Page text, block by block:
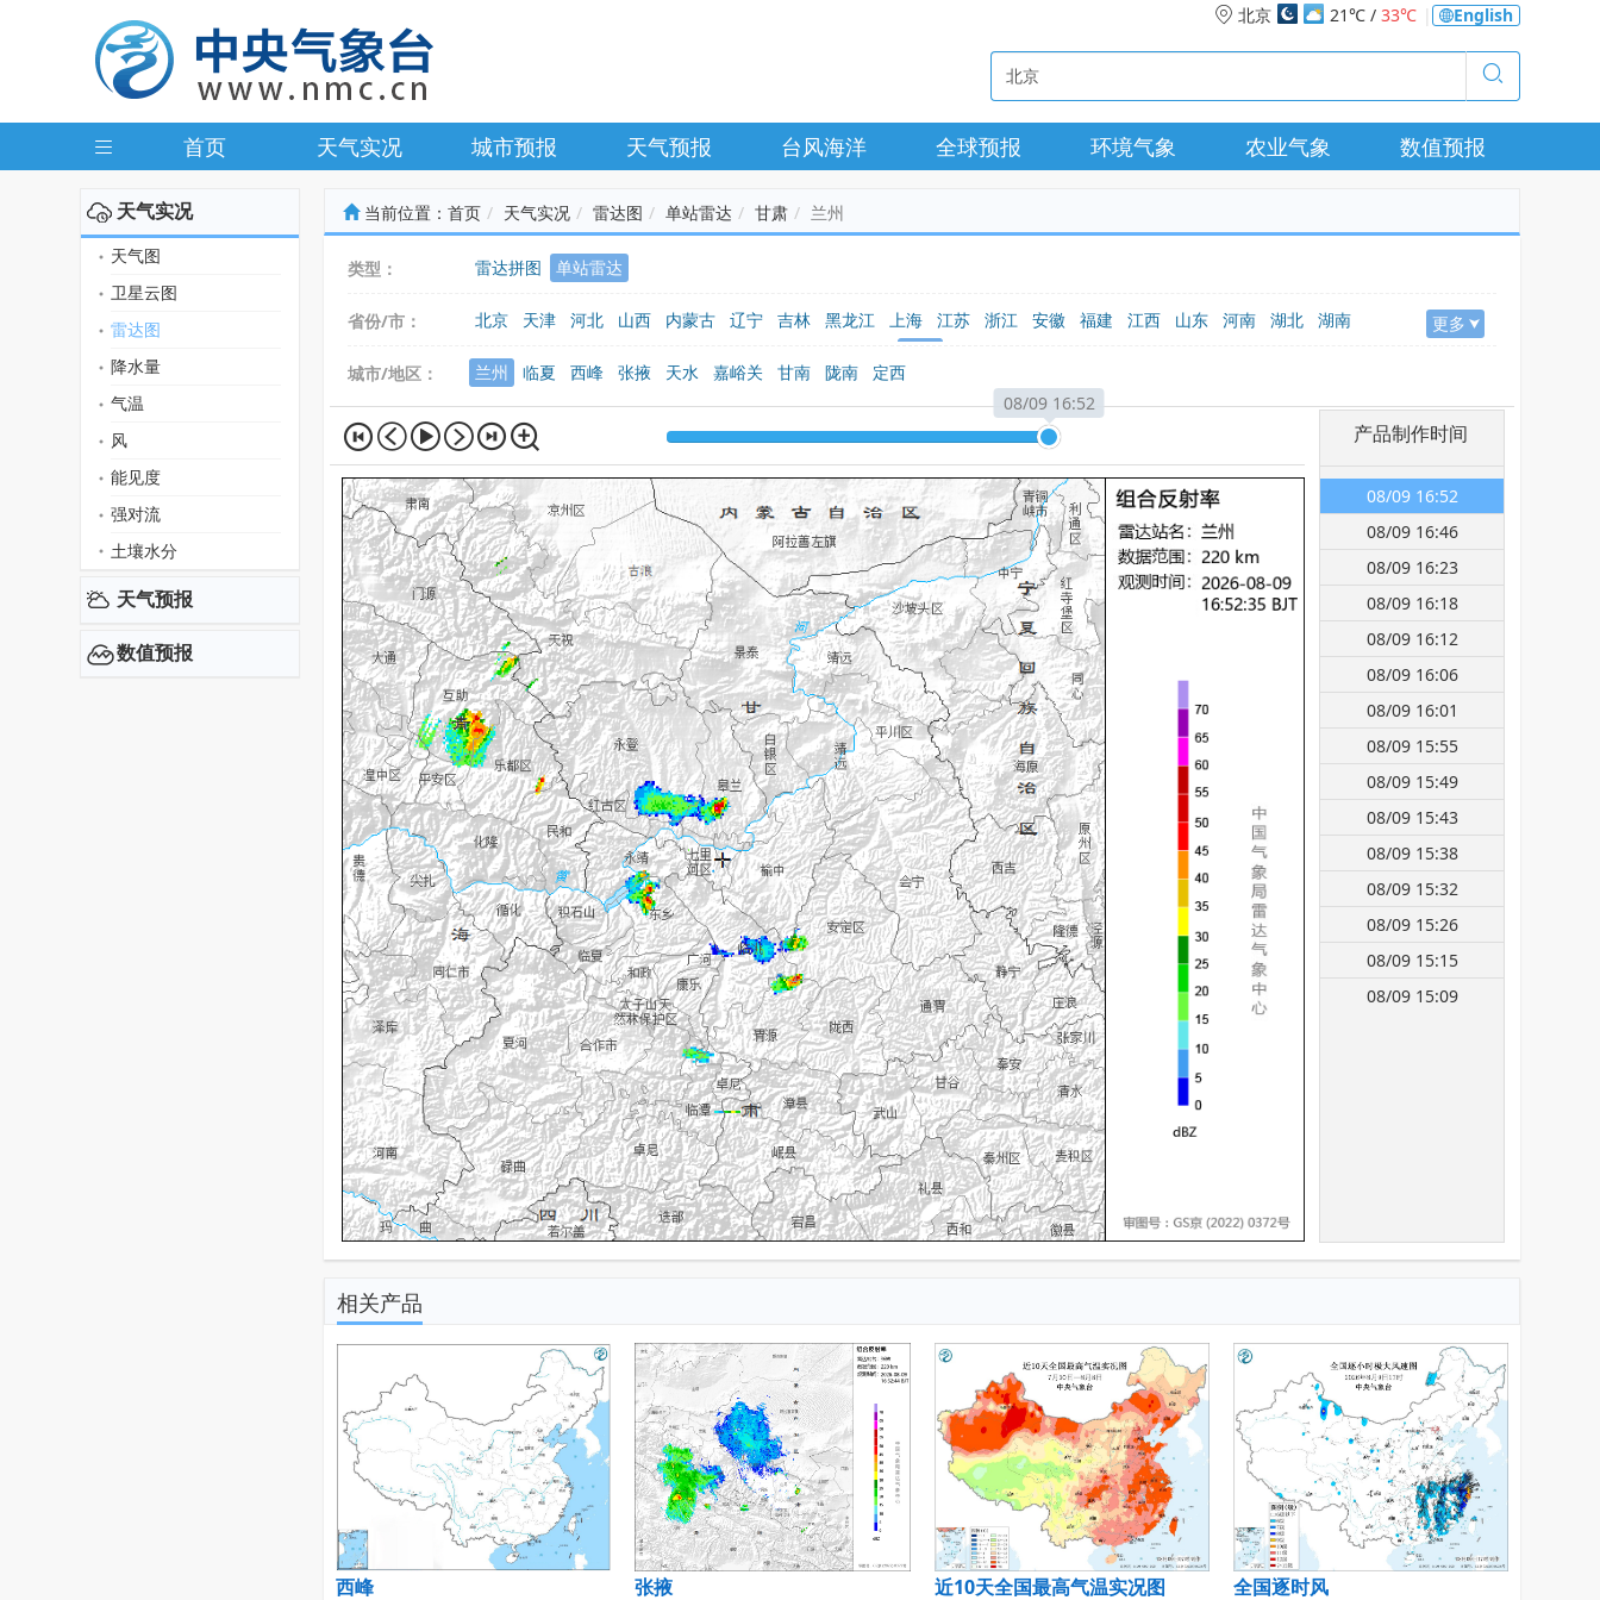
北京 21℃ / 33℃ English
首页 天气实况 城市预报 天气预报 台风海洋 全球预报 环境气象 农业气象 数值预报
天气实况
天气图
卫星云图
雷达图
降水量
气温
风
能见度
强对流
土壤水分
天气预报
数值预报
当前位置： 首页 天气实况 雷达图 单站雷达 甘肃 兰州
类型： 雷达拼图 单站雷达
省份/市： 北京 天津 河北 山西 内蒙古 辽宁 吉林 黑龙江 上海 江苏 浙江 安徽 福建 江西 山东 河南 湖北
湖南
更多
城市/地区： 兰州 临夏 西峰 张掖 天水 嘉峪关 甘南 陇南
定西
08/09 16:52
产品制作时间
08/09 16:52
08/09 16:46
08/09 16:23
08/09 16:18
08/09 16:12
08/09 16:06
08/09 16:01
08/09 15:55
08/09 15:49
08/09 15:43
08/09 15:38
08/09 15:32
08/09 15:26
08/09 15:15
08/09 15:09
相关产品
西峰 张掖 近10天全国最高气温实况图 全国逐时风